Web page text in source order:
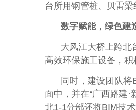
台所用钢管桩、贝雷梁
数字赋能，绿色建
大风江大桥上跨北
高效环保施工设备，
同时，建设团队
面中，并在“广西路建
北1-1分部还将BIM技